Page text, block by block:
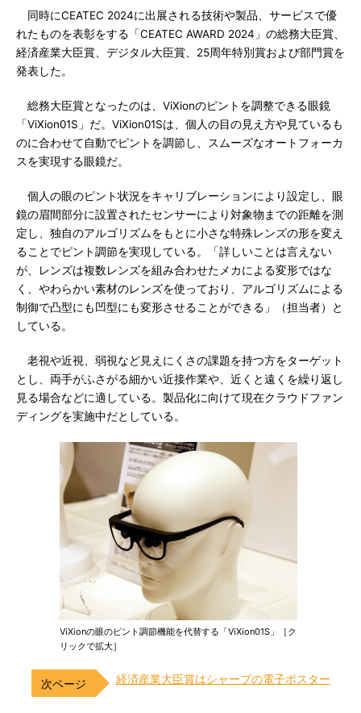
同時にCEATEC 2024に出展される技術や製品、サービスで優
れたものを表彰をする「CEATEC AWARD 2024」の総務大臣賞、
経済産業大臣賞、デジタル大臣賞、25周年特別賞および部門賞を
発表した。
総務大臣賞となったのは、ViXionのピントを調整できる眼鏡
「ViXion01S」だ。ViXion01Sは、個人の目の見え方や見ているも
のに合わせて自動でピントを調節し、スムーズなオートフォーカ
スを実現する眼鏡だ。
個人の眼のピント状況をキャリブレーションにより設定し、眼
鏡の眉間部分に設置されたセンサーにより対象物までの距離を測
定し、独自のアルゴリズムをもとに小さな特殊レンズの形を変え
ることでピント調節を実現している。「詳しいことは言えない
が、レンズは複数レンズを組み合わせたメカによる変形ではな
く、やわらかい素材のレンズを使っており、アルゴリズムによる
制御で凸型にも凹型にも変形させることができる」（担当者）と
している。
老視や近視、弱視など見えにくさの課題を持つ方をターゲット
とし、両手がふさがる細かい近接作業や、近くと遠くを繰り返し
見る場合などに適している。製品化に向けて現在クラウドファン
ディングを実施中だとしている。
ViXionの眼のピント調節機能を代替する「ViXion01S」［ク
リックで拡大］
経済産業大臣賞はシャープの電子ポスター